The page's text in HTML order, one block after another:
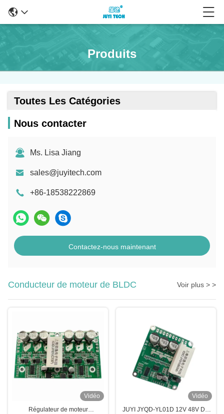
Produits
Toutes Les Catégories
Nous contacter
Ms. Lisa Jiang
sales@juyitech.com
+86-18538222869
Contactez-nous maintenant
Conducteur de moteur de BLDC Voir plus > >
Vidéo
Régulateur de moteur
Vidéo
JUYI JYQD-YL01D 12V 48V DC